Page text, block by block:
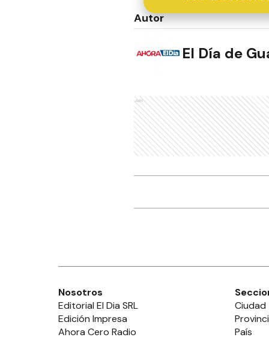
Autor
El Día de
Ads
Nosotros
Editorial El Dia SRL
Edición Impresa
Ahora Cero Radio
Ciudad
País